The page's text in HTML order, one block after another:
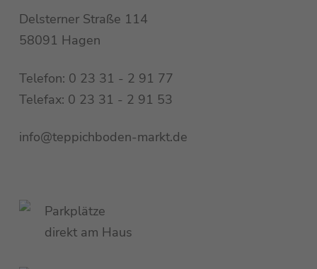
Delsterner Straße 114
58091 Hagen
Telefon: 0 23 31 - 2 91 77
Telefax: 0 23 31 - 2 91 53
info@teppichboden-markt.de
Parkplätze
direkt am Haus